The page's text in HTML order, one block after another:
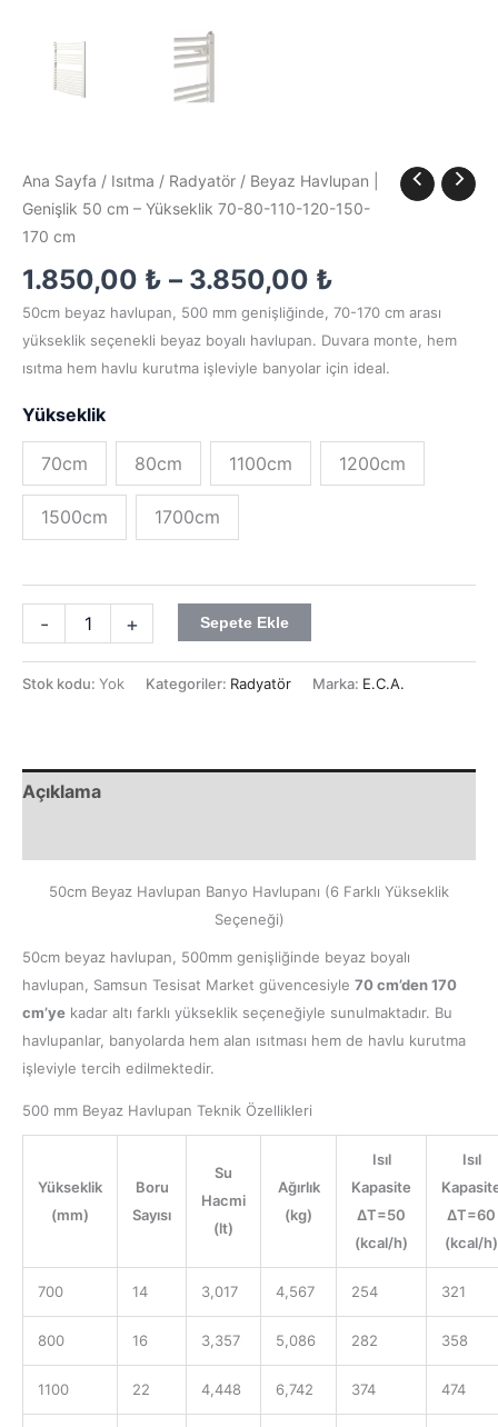
Ana Sayfa / Isıtma / Radyatör / Beyaz Havlupan |
Genişlik 50 cm – Yükseklik 70-80-110-120-150-
170 cm
1.850,00 ₺ – 3.850,00 ₺
50cm beyaz havlupan, 500 mm genişliğinde, 70-170 cm arası
yükseklik seçenekli beyaz boyalı havlupan. Duvara monte, hem
ısıtma hem havlu kurutma işleviyle banyolar için ideal.
Yükseklik
70cm 80cm 1100cm 1200cm
1500cm 1700cm
- + Sepete Ekle
Stok kodu: Yok Kategoriler: Radyatör Marka: E.C.A.
Açıklama
50cm Beyaz Havlupan Banyo Havlupanı (6 Farklı Yükseklik
Seçeneği)
50cm beyaz havlupan, 500mm genişliğinde beyaz boyalı
havlupan, Samsun Tesisat Market güvencesiyle 70 cm’den 170
cm’ye kadar altı farklı yükseklik seçeneğiyle sunulmaktadır. Bu
havlupanlar, banyolarda hem alan ısıtması hem de havlu kurutma
işleviyle tercih edilmektedir.
500 mm Beyaz Havlupan Teknik Özellikleri
Yükseklik
(mm)
Boru
Sayısı
Su
Hacmi
(lt)
Ağırlık
(kg)
Isıl
Kapasite
∆T=50
(kcal/h)
Isıl
∆T=60
(kcal/h)
700 14 3,017 4,567 254 321
800 16 3,357 5,086 282 358
1100 22 4,448 6,742 374 474